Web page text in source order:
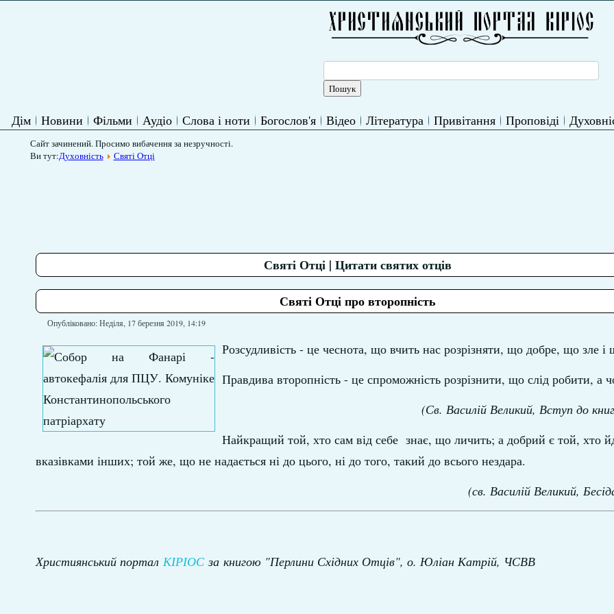
Дім Новини Фільми Аудіо Слова і ноти Богослов'я Відео Література Привітання Проповіді
Сайт зачинений. Просимо вибачення за незручності.
Ви тут:Духовність Святі Отці
Святі Отці | Цитати святих отців
Святі Отці про второпність
Опубліковано: Неділя, 17 березня 2019, 14:19
Розсудливість - це чеснота, що вчить нас розрізняти, що добре, що зле
Правдива второпність - це спроможність розрізнити, що слід робити, а
(Св. Василій Великий, Вступ до
Найкращий той, хто сам від себе знає, що личить; а добрий є той, хто
вказівками інших; той же, що не надається ні до цього, ні до того, такий до всього нездара.
(св. Василій Великий,
Християнський портал КІРІОС за книгою "Перлини Східних Отців", о. Юліан Катрій, ЧСВВ